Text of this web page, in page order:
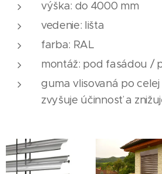
výška: do 4000 mm
vedenie: lišta
farba: RAL
montáž: pod fasádou /
guma vlisovaná po
zvyšuje účinnosť a